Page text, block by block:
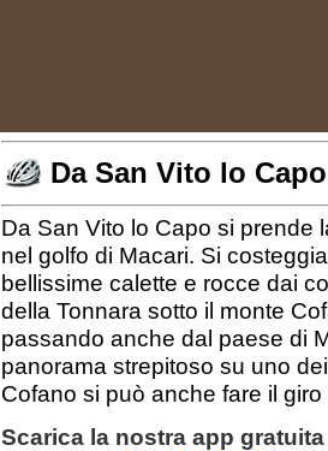
Da San Vito lo
Da San Vito lo Capo si prende
nel golfo di Macari. Si
bellissime calette e rocce dai
della Tonnara sotto il monte
passando anche dal paese di
panorama strepitoso su uno
Cofano si può anche fare il
Scarica la nostra app